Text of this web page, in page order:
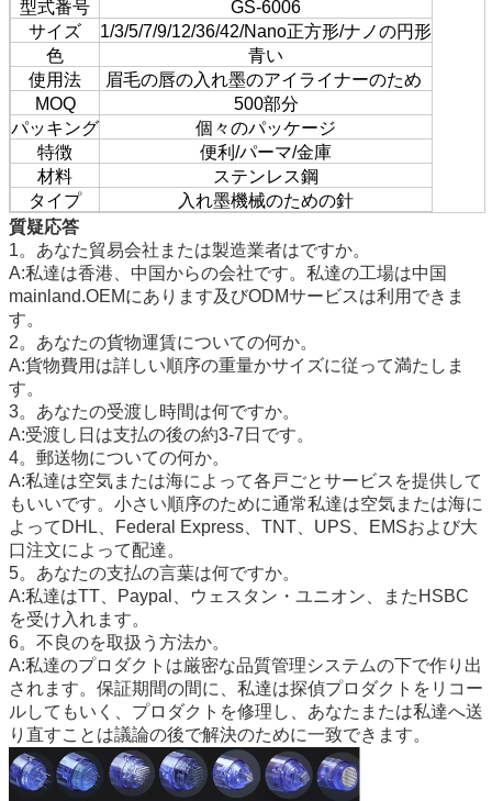
型式番号
GS-6006
サイズ
1/3/5/7/9/12/36/42/Nano正方形/ナノの円形
色
青い
使用法
眉毛の唇の入れ墨のアイライナーのため
MOQ
500部分
パッキング
個々のパッケージ
特徴
便利/パーマ/金庫
材料
ステンレス鋼
タイプ
入れ墨機械のための針
質疑応答
1。あなた貿易会社または製造業者はですか。
A:私達は香港、中国からの会社です。私達の工場は中国
mainland.OEMにあります及びODMサービスは利用できま
す。
2。あなたの貨物運賃についての何か。
A:貨物費用は詳しい順序の重量かサイズに従って満たしま
す。
3。あなたの受渡し時間は何ですか。
A:受渡し日は支払の後の約3-7日です。
4。郵送物についての何か。
A:私達は空気または海によって各戸ごとサービスを提供して
もいいです。小さい順序のために通常私達は空気または海に
よってDHL、Federal Express、TNT、UPS、EMSおよび大
口注文によって配達。
5。あなたの支払の言葉は何ですか。
A:私達はTT、Paypal、ウェスタン・ユニオン、またHSBC
を受け入れます。
6。不良のを取扱う方法か。
A:私達のプロダクトは厳密な品質管理システムの下で作り出
されます。保証期間の間に、私達は探偵プロダクトをリコー
ルしてもいく、プロダクトを修理し、あなたまたは私達へ送
り直すことは議論の後で解決のために一致できます。